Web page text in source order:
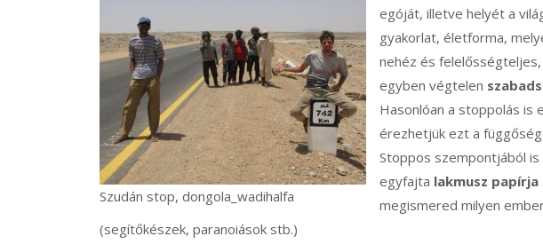
Szudán stop, dongola_wadihalfa
egóját, illetve helyét a
gyakorlat, életforma,
nehéz és
egyben végtelen
Hasonlóan a stoppolás is
érezhetjük ezt a
Stoppos szempontjából
egyfajta lakmusz
megismered milyen
(segítőkészek, paranoiások stb.)